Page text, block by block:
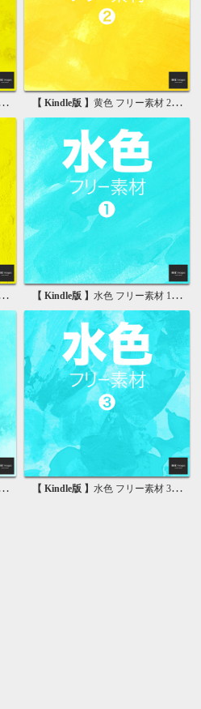
【 Kindle版 】 黄色 フリー素材 2 無料で使える背景画像集
【 Kindle版 】 水色 フリー素材 1 無料で使える背景画像集
【 Kindle版 】 水色 フリー素材 3 無料で使える背景画像集